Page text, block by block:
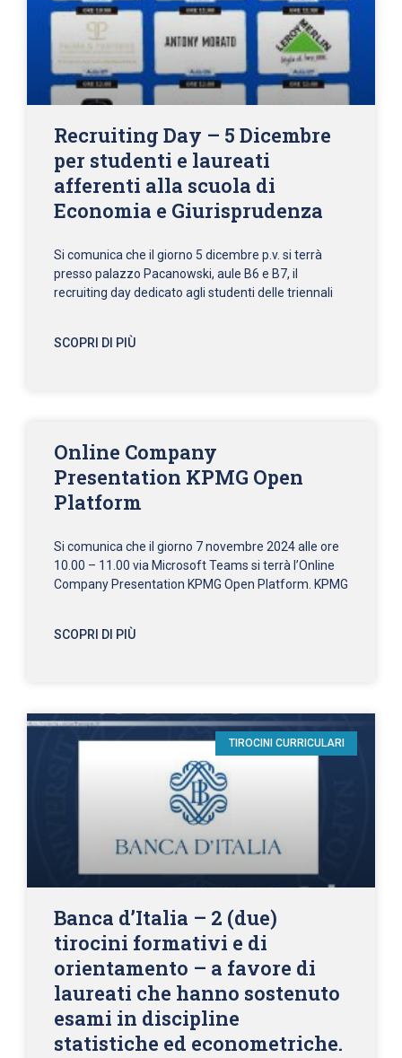
Recruiting Day – 5 Dicembre
per studenti e laureati
afferenti alla scuola di
Economia e Giurisprudenza
Si comunica che il giorno 5 dicembre p.v. si terrà
presso palazzo Pacanowski, aule B6 e B7, il
recruiting day dedicato agli studenti delle triennali
SCOPRI DI PIÙ
Online Company
Presentation KPMG Open
Platform
Si comunica che il giorno 7 novembre 2024 alle ore
10.00 – 11.00 via Microsoft Teams si terrà l’Online
Company Presentation KPMG Open Platform. KPMG
SCOPRI DI PIÙ
TIROCINI CURRICULARI
Banca d’Italia – 2 (due)
tirocini formativi e di
orientamento – a favore di
laureati che hanno sostenuto
esami in discipline
statistiche ed econometriche.